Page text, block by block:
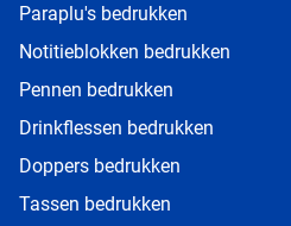
Paraplu's bedrukken
Notitieblokken bedrukken
Pennen bedrukken
Drinkflessen bedrukken
Doppers bedrukken
Tassen bedrukken